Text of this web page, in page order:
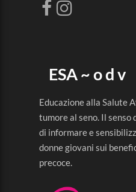
ESA ~ o d v
Educazione alla Salute
tumore al seno. Il senso
di informare e
donne giovani sui
precoce.